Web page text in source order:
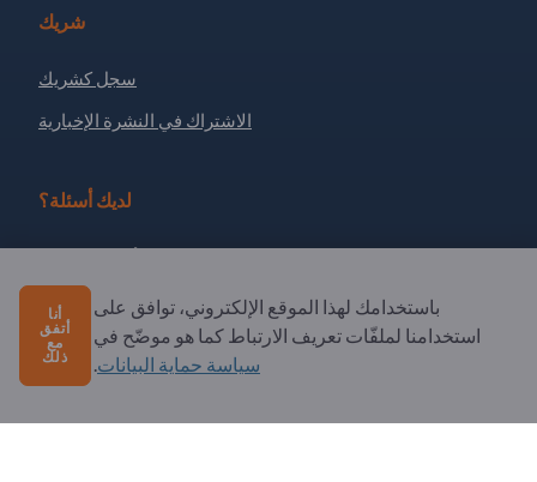
شريك
سجل كشريك
الاشتراك في النشرة الإخبارية
لديك أسئلة؟
خدماتنا التي نقدمها
نبذة عنا
باستخدامك لهذا الموقع الإلكتروني، توافق على
استخدامنا لملفّات تعريف الارتباط كما هو موضّح في
سياسة حماية البيانات.
أنا
أتفق
مع
ذلك